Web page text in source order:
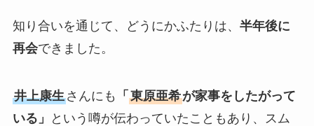
知り合いを通じて、どうにかふたりは、 半年後に
再会できました。
井上康生さんにも 「 東原亜希が家事をしたがって
いる」
という噂が伝わっていたこともあり、スム